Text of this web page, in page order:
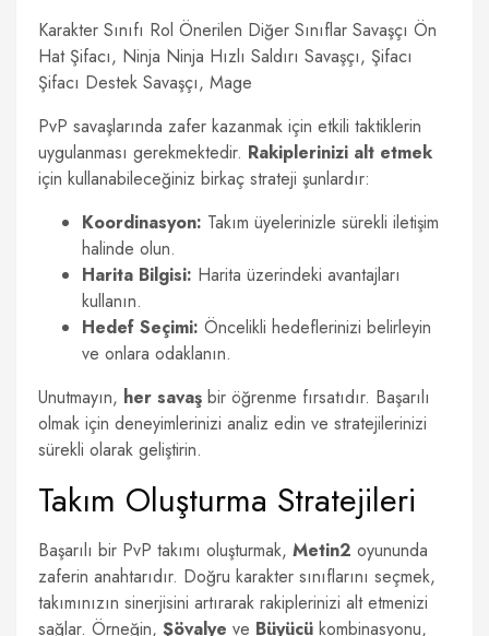
Karakter Sınıfı Rol Önerilen Diğer Sınıflar Savaşçı Ön
Hat Şifacı, Ninja Ninja Hızlı Saldırı Savaşçı, Şifacı
Şifacı Destek Savaşçı, Mage
PvP savaşlarında zafer kazanmak için etkili taktiklerin
uygulanması gerekmektedir. Rakiplerinizi alt etmek
için kullanabileceğiniz birkaç strateji şunlardır:
Koordinasyon: Takım üyelerinizle sürekli iletişim
halinde olun.
Harita Bilgisi: Harita üzerindeki avantajları
kullanın.
Hedef Seçimi: Öncelikli hedeflerinizi belirleyin
ve onlara odaklanın.
Unutmayın, her savaş bir öğrenme fırsatıdır. Başarılı
olmak için deneyimlerinizi analiz edin ve stratejilerinizi
sürekli olarak geliştirin.
Takım Oluşturma Stratejileri
Başarılı bir PvP takımı oluşturmak, Metin2 oyununda
zaferin anahtarıdır. Doğru karakter sınıflarını seçmek,
takımınızın sinerjisini artırarak rakiplerinizi alt etmenizi
sağlar. Örneğin, Şövalye ve Büyücü kombinasyonu,